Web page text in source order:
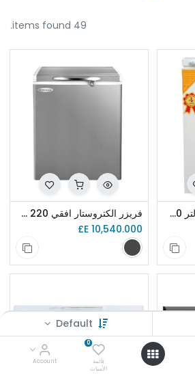
Default
0
قائمة
الأمنيات
Account
49 items found.
فريزر افقي الاسكا 135 لتر CH140
فريزر الكتروستار افقي 220 ستانلس
10,540.000